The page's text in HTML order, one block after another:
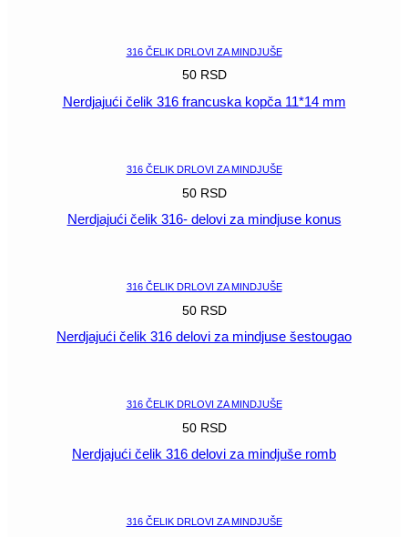
316 ČELIK DRLOVI ZA MINDJUŠE
50 RSD
Nerdjajući čelik 316 francuska kopča 11*14 mm
316 ČELIK DRLOVI ZA MINDJUŠE
50 RSD
Nerdjajući čelik 316- delovi za mindjuse konus
316 ČELIK DRLOVI ZA MINDJUŠE
50 RSD
Nerdjajući čelik 316 delovi za mindjuse šestougao
316 ČELIK DRLOVI ZA MINDJUŠE
50 RSD
Nerdjajući čelik 316 delovi za mindjuše romb
316 ČELIK DRLOVI ZA MINDJUŠE